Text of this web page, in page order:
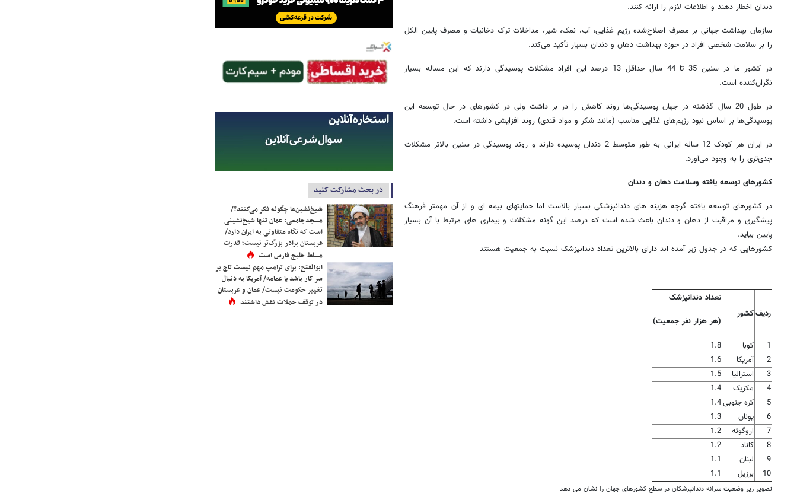
دندان اخطار دهند و اطلاعات لازم را ارائه کنند.
سازمان بهداشت جهانی بر مصرف اصلاح‌شده رژیم غذایی، آب، نمک، شیر، مداخلات ترک دخانیات و مصرف پایین الکل
را بر سلامت شخصی افراد در حوزه بهداشت دهان و دندان بسیار تأکید می‌کند.
در کشور ما در سنین 35 تا 44 سال حداقل 13 درصد این افراد مشکلات پوسیدگی دارند که این مساله بسیار
نگران‌کننده است.
در طول 20 سال گذشته در جهان پوسیدگی‌ها روند کاهش را در بر داشت ولی در کشورهای در حال توسعه این
پوسیدگی‌ها بر اساس نبود رژیم‌های غذایی مناسب (مانند شکر و مواد قندی) روند افزایشی داشته است.
در ایران هر کودک 12 ساله ایرانی به طور متوسط 2 دندان پوسیده دارند و روند پوسیدگی در سنین بالاتر مشکلات
جدی‌تری را به وجود می‌آورد.
کشورهای توسعه یافته وسلامت دهان و دندان
در کشورهای توسعه یافته گرچه هزینه های دندانپزشکی بسیار بالاست اما حمایتهای بیمه ای و از آن مهمتر فرهنگ
پیشگیری و مراقبت از دهان و دندان باعث شده است که درصد این گونه مشکلات و بیماری های مرتبط با آن بسیار
پایین بیاید.
کشورهایی که در جدول زیر آمده اند دارای بالاترین تعداد دندانپزشک نسبت به جمعیت هستند
ردیفکشور
تعداد دندانپزشک
(هر هزار نفر جمعیت)
1 کوبا
1.8
2
آمریکا
1.6
3
استرالیا
1.5
4
مکزیک
1.4
5
کره جنوبی1.4
6
یونان
1.3
7
اروگوئه
1.2
8
کاناد
1.2
9
لبنان
1.1
10
برزیل 1.1
تصویر زیر وضعیت سرانه دندانپزشکان در سطح کشورهای جهان را نشان می دهد
در بحث مشارکت کنید
شیخ‌نشین‌ها چگونه فکر می‌کنند؟/
مسجدجامعی: عمان تنها شیخ‌نشینی
است که نگاه متفاوتی به ایران دارد/
عربستان برادر بزرگ‌تر نیست؛ قدرت
مسلط خلیج فارس است
ابوالفتح: برای ترامپ مهم نیست تاج بر
سر کار باشد یا عمامه/ آمریکا به دنبال
تغییر حکومت نیست/ عمان و عربستان
در توقف حملات نقش داشتند